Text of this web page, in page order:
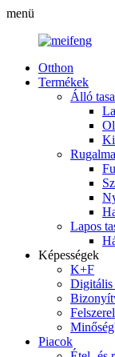
menü
Otthon
Termékek
Álló
Lapos
Képességek
K+F
Digitális
Piacok